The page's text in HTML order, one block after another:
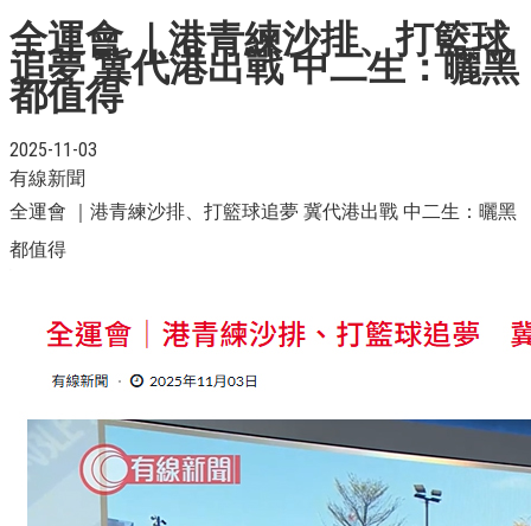
全運會 ｜港青練沙排、打籃球
追夢 冀代港出戰 中二生：曬黑
都值得
2025-11-03
有線新聞
全運會 ｜港青練沙排、打籃球追夢 冀代港出戰 中二生：曬黑
都值得